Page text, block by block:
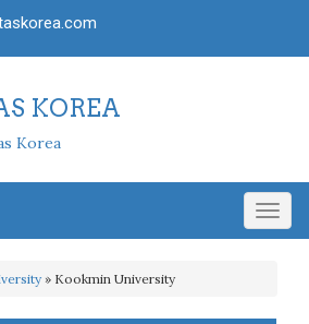
KOREA
Korea
» Kookmin University